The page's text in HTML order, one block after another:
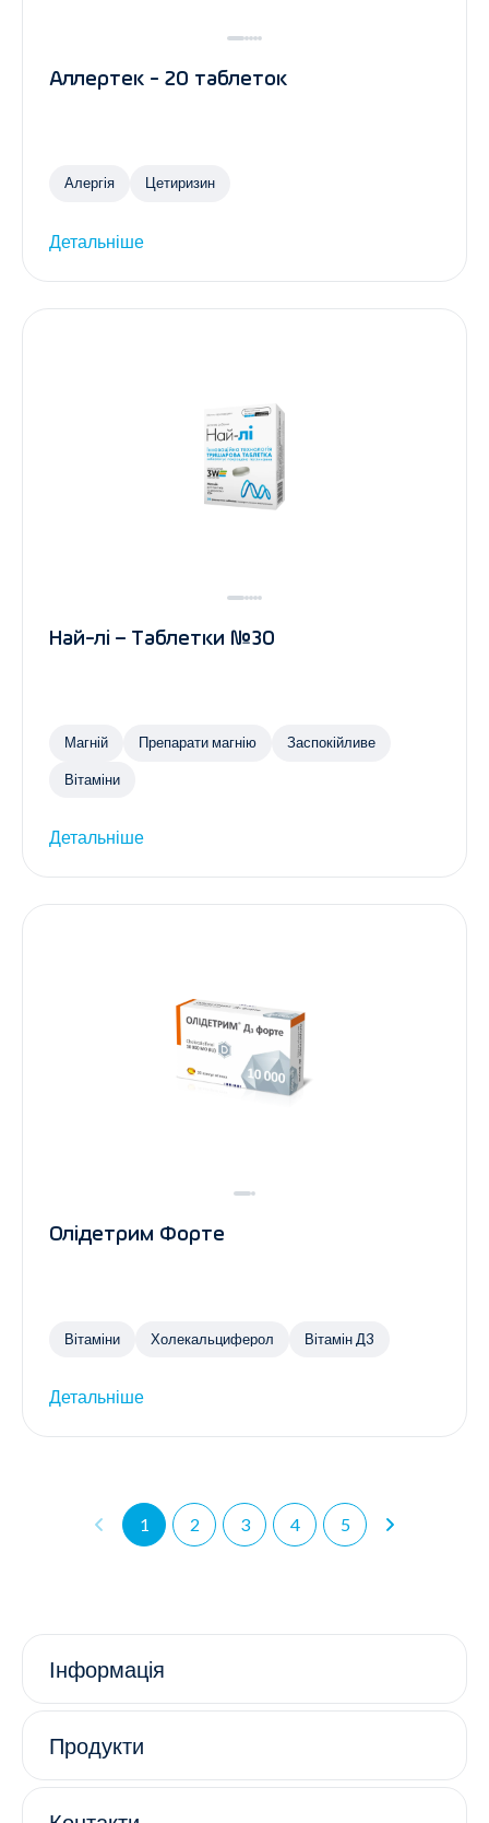
Аллертек - 20 таблеток
Алергія Цетиризин
Детальніше
Най-лі – Таблетки №30
Магній Препарати магнію Заспокійливе
Вітаміни
Детальніше
Олідетрим Форте
Вітаміни Холекальциферол Вітамін Д3
Детальніше
1 2 3 4 5
Інформація
Продукти